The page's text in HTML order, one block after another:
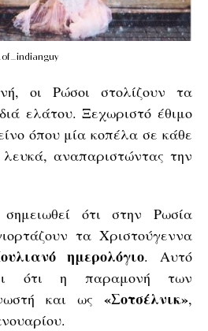
οι Ρώσοι στολίζουν τα
ελάτου. Ξεχωριστό έθιμο
όπου μία κοπέλα σε κάθε
λευκά, αναπαριστώντας την
ότι στην Ρωσία
τα Χριστούγεννα
ημερολόγιο. Αυτό
ότι η παραμονή των
και ως «Σοτσέλνικ»,